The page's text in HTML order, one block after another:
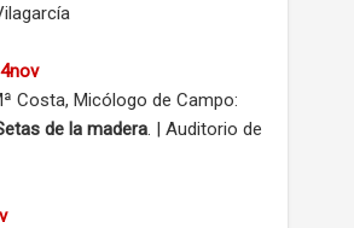
Costa, Micólogo de Campo:
de la madera . | Auditorio de